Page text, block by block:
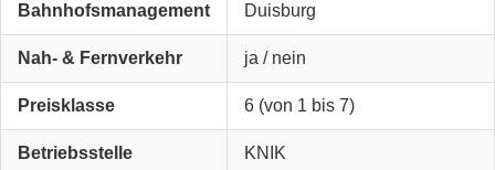
Bahnhofsmanagement Duisburg
Nah- & Fernverkehr ja / nein
Preisklasse 6 (von 1 bis 7)
Betriebsstelle KNIK